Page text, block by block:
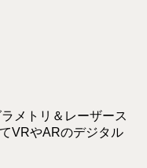
メトリ＆レーザース
VRやARのデジタル